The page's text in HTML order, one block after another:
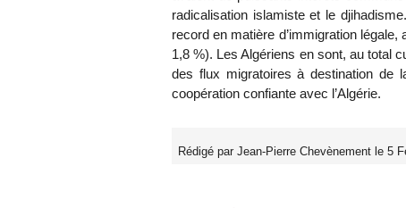
radicalisation islamiste et le
record en matière d’immigration
1,8 %). Les Algériens en sont, au total
des flux migratoires à destination de
coopération confiante avec l’Algérie.
Rédigé par Jean-Pierre Chevènement le 5